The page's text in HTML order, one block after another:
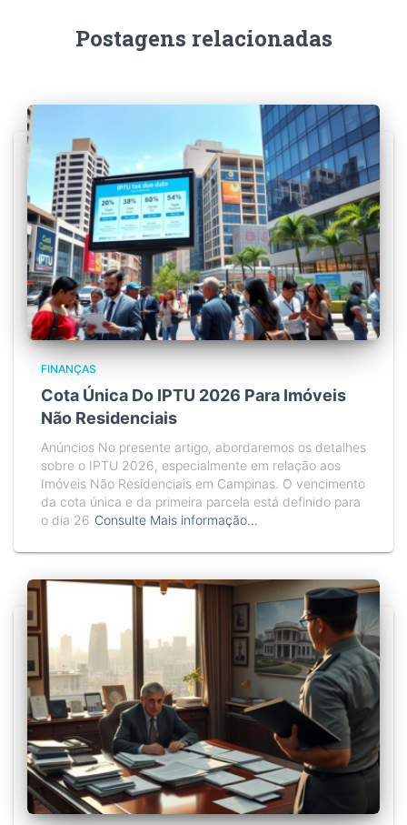
Postagens relacionadas
FINANÇAS
Cota Única Do IPTU 2026 Para Imóveis
Não Residenciais
Anúncios No presente artigo, abordaremos os detalhes
sobre o IPTU 2026, especialmente em relação aos
Imóveis Não Residenciais em Campinas. O vencimento
da cota única e da primeira parcela está definido para
o dia 26 Consulte Mais informação…